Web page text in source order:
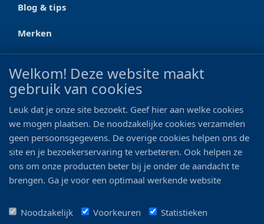
Blog & tips
Merken
CONTACT
Ootmarsumseweg 125a
0546 - 622 990
06 - 11 19 81 42
info@bo-vis.nl
Welkom! Deze website maakt
gebruik van cookies
Leuk dat je onze site bezoekt. Geef hier aan welke cookies
we mogen plaatsen. De noodzakelijke cookies verzamelen
geen persoonsgegevens. De overige cookies helpen ons de
site en je bezoekerservaring te verbeteren. Ook helpen ze
ons om onze producten beter bij je onder de aandacht te
brengen. Ga je voor een optimaal werkende website
Noodzakelijk
Voorkeuren Statistieken